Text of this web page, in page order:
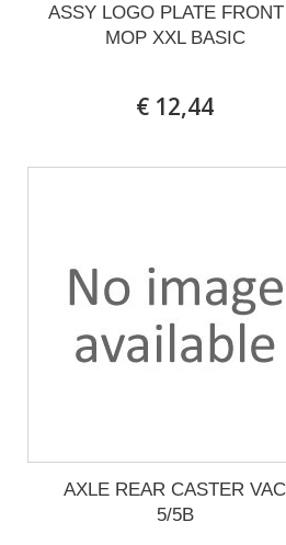
ASSY LOGO PLATE
MOP XXL BASIC
€ 12,44
AXLE REAR CASTER VAC
5/5B